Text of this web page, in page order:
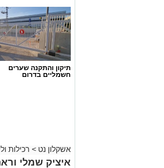
תיקון והתקנה שערים
חשמליים בדרום
אשקלון נט > רכילות
איציק שמלי וראם